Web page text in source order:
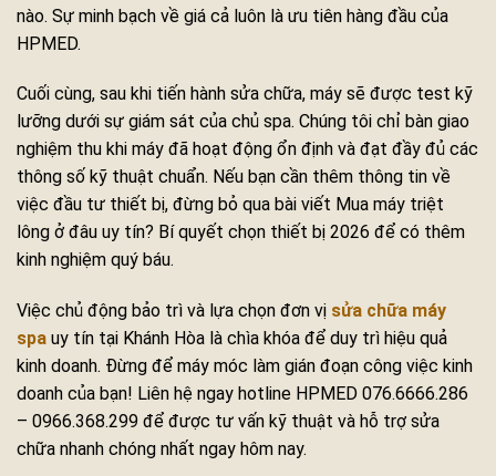
nào. Sự minh bạch về giá cả luôn là ưu tiên hàng đầu của
HPMED.
Cuối cùng, sau khi tiến hành sửa chữa, máy sẽ được test kỹ
lưỡng dưới sự giám sát của chủ spa. Chúng tôi chỉ bàn giao
nghiệm thu khi máy đã hoạt động ổn định và đạt đầy đủ các
thông số kỹ thuật chuẩn. Nếu bạn cần thêm thông tin về
việc đầu tư thiết bị, đừng bỏ qua bài viết Mua máy triệt
lông ở đâu uy tín? Bí quyết chọn thiết bị 2026 để có thêm
kinh nghiệm quý báu.
Việc chủ động bảo trì và lựa chọn đơn vị sửa chữa máy
spa uy tín tại Khánh Hòa là chìa khóa để duy trì hiệu quả
kinh doanh. Đừng để máy móc làm gián đoạn công việc kinh
doanh của bạn! Liên hệ ngay hotline HPMED 076.6666.286
– 0966.368.299 để được tư vấn kỹ thuật và hỗ trợ sửa
chữa nhanh chóng nhất ngay hôm nay.